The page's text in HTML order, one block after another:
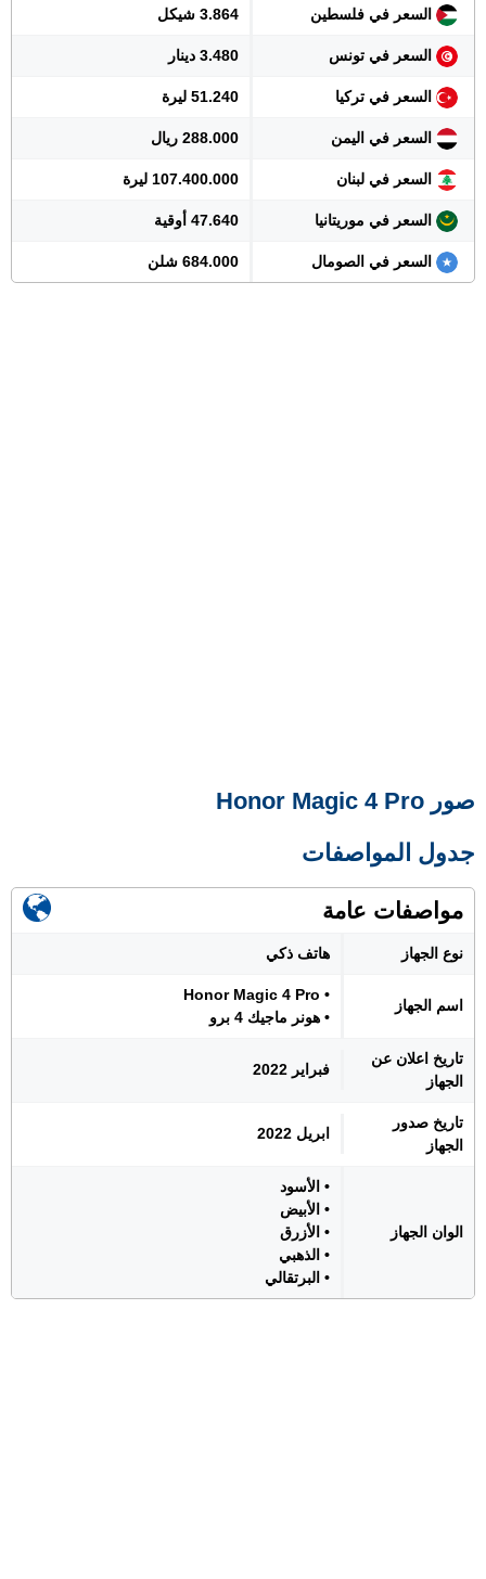
السعر في فلسطين 3.864 شيكل
السعر في تونس 3.480 دينار
السعر في تركيا 51.240 ليرة
السعر في اليمن 288.000 ريال
السعر في لبنان 107.400.000 ليرة
السعر في موريتانيا 47.640 أوقية
السعر في الصومال 684.000 شلن
صور Honor Magic 4 Pro
جدول المواصفات
مواصفات عامة
نوع الجهاز هاتف ذكي
اسم الجهاز
• Honor Magic 4 Pro
• هونر ماجيك 4 برو
تاريخ اعلان عن
الجهاز
فبراير 2022
تاريخ صدور
الجهاز
ابريل 2022
الوان الجهاز
• الأسود
• الأبيض
• الأزرق
• الذهبي
• البرتقالي